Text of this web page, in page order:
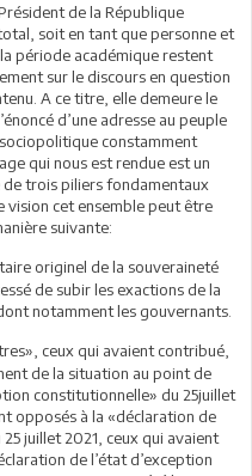
de la République
soit en tant que personne et
période académique restent
sur le discours en question
A ce titre, elle demeure le
d’une adresse au peuple
constamment
qui nous est rendue est un
trois piliers fondamentaux
vision cet ensemble peut être
suivante:
originel de la souveraineté
de subir les exactions de la
notamment les gouvernants.
ceux qui avaient contribué,
de la situation au point de
constitutionnelle» du 25juillet
opposés à la «déclaration de
juillet 2021, ceux qui avaient
de l’état d’exception